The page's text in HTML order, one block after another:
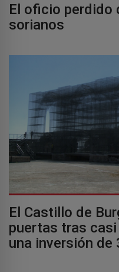
El oficio perdido
sorianos
El Castillo de
puertas tras
una inversión de